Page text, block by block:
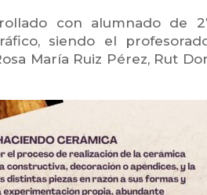
con alumnado de
siendo el
María Ruiz Pérez, Rut